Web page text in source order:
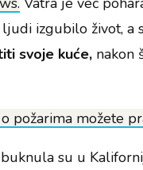
izgubilo život, a
svoje kuće, nakon
požarima možete
su u